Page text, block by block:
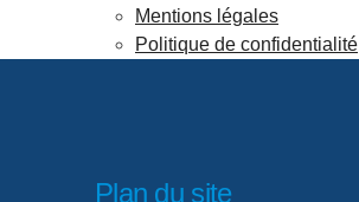
Mentions légales
Politique de confidentialité
Plan du site